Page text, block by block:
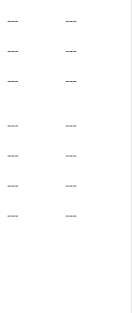
---
---
--- ---
--- ---
---
---
---
---
---
---
--- ---